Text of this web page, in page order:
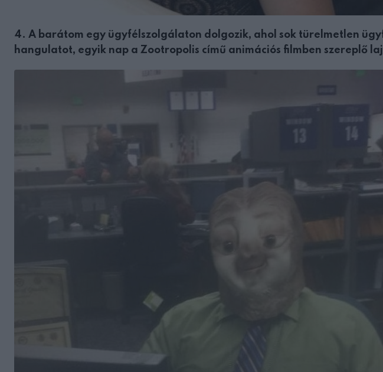
4. A barátom egy ügyfélszolgálaton dolgozik, ahol sok türelmetlen
hangulatot, egyik nap a Zootropolis című animációs filmben szereplő